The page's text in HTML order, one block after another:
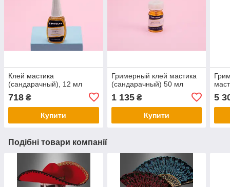
Клей мастика
(сандарачный), 12 мл
718 ₴
Купити
Гримерный клей мастика
(сандарачный) 50 мл
1 135₴
Купити
5
Подібні товари компанії